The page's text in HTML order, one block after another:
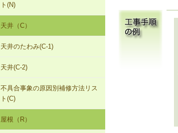
F-1-503 束石の再設置
G-1-206 断面欠損等によりたわんだ
ト(N)
内壁の傾斜（N-1）
天井（C）
天井のたわみ(C-1)
C-1-201 天井根太の補強
天井(C-2)
C-2-001 天井仕上材の張替え
不具合事象の原因別補修方法リス
ト(C)
天井のたわみ（C-1）
屋根（R）